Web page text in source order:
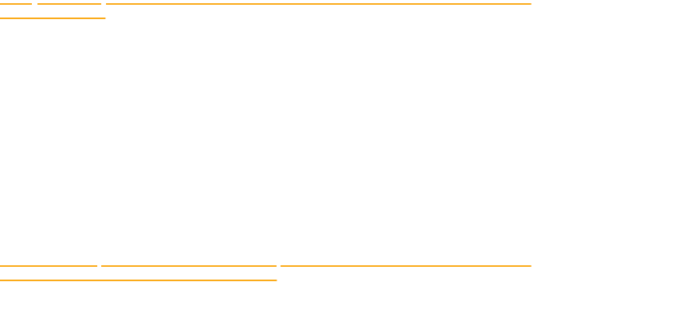
KUMLIN.
PUNTI IL VENETO ALBERTO COMPARATO.